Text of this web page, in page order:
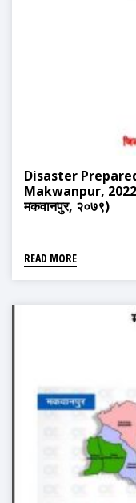
Disaster
Makwanpur,
मकवानपुर, २०७९)
READ MORE